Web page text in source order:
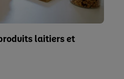
laitiers et